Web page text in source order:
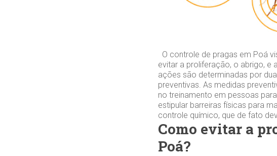
O controle de pragas em Poá
evitar a proliferação, o abrigo, e
ações são determinadas por
preventivas. As medidas
no treinamento em pessoas
estipular barreiras físicas para
controle químico, que de fato
Como evitar a
Poá?